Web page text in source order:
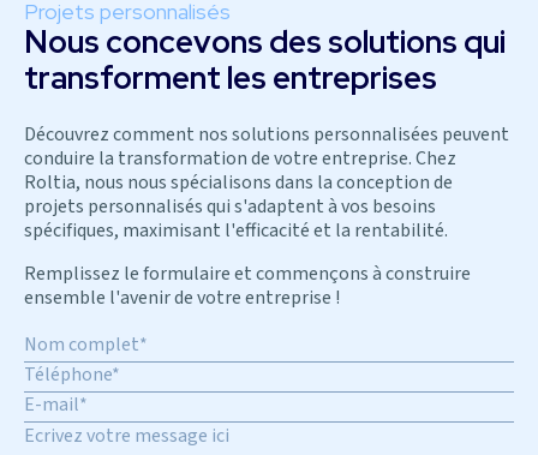
Projets personnalisés
Nous concevons des solutions qui
transforment les entreprises
Découvrez comment nos solutions personnalisées peuvent
conduire la transformation de votre entreprise. Chez
Roltia, nous nous spécialisons dans la conception de
projets personnalisés qui s'adaptent à vos besoins
spécifiques, maximisant l'efficacité et la rentabilité.
Remplissez le formulaire et commençons à construire
ensemble l'avenir de votre entreprise !